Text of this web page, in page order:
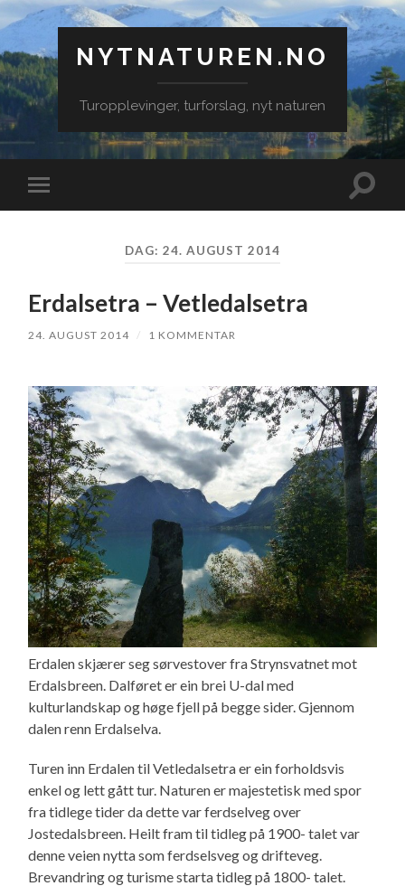
NYTNATUREN.NO
Turopplevinger, turforslag, nyt naturen
Veksle
mobilmeny
Veksle
DAG: 24. AUGUST 2014
Erdalsetra – Vetledalsetra
24. AUGUST 2014 / 1 KOMMENTAR
Erdalen skjærer seg sørvestover fra Strynsvatnet mot
Erdalsbreen. Dalføret er ein brei U-dal med
kulturlandskap og høge fjell på begge sider. Gjennom
dalen renn Erdalselva.
Turen inn Erdalen til Vetledalsetra er ein forholdsvis
enkel og lett gått tur. Naturen er majestetisk med spor
fra tidlege tider da dette var ferdselveg over
Jostedalsbreen. Heilt fram til tidleg på 1900- talet var
denne veien nytta som ferdselsveg og drifteveg.
Brevandring og turisme starta tidleg på 1800- talet.